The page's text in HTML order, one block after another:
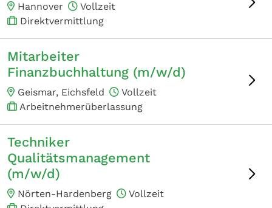
Hannover
Vollzeit
Direktvermittlung
Mitarbeiter
Finanzbuchhaltung (m/w/d)
Geismar, Eichsfeld
Vollzeit
Arbeitnehmerüberlassung
Techniker
Qualitätsmanagement
(m/w/d)
Nörten-Hardenberg
Vollzeit